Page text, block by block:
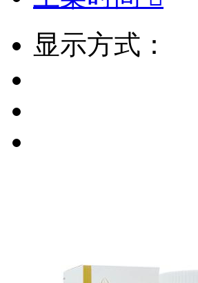
显示方式：